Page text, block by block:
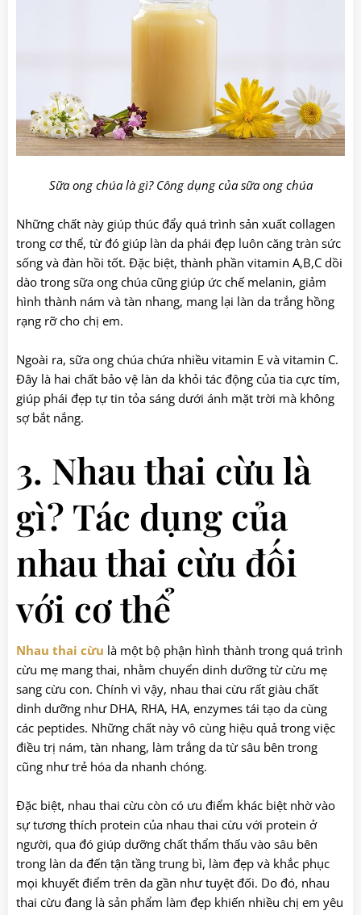
Sữa ong chúa là gì? Công dụng của sữa ong chúa
Những chất này giúp thúc đẩy quá trình sản xuất collagen
trong cơ thể, từ đó giúp làn da phái đẹp luôn căng tràn sức
sống và đàn hồi tốt. Đặc biệt, thành phần vitamin A,B,C dồi
dào trong sữa ong chúa cũng giúp ức chế melanin, giảm
hình thành nám và tàn nhang, mang lại làn da trắng hồng
rạng rỡ cho chị em.
Ngoài ra, sữa ong chúa chứa nhiều vitamin E và vitamin C.
Đây là hai chất bảo vệ làn da khỏi tác động của tia cực tím,
giúp phái đẹp tự tin tỏa sáng dưới ánh mặt trời mà không
sợ bắt nắng.
3. Nhau thai cừu là
gì? Tác dụng của
nhau thai cừu đối
với cơ thể
Nhau thai cừu là một bộ phận hình thành trong quá trình
cừu mẹ mang thai, nhằm chuyển dinh dưỡng từ cừu mẹ
sang cừu con. Chính vì vậy, nhau thai cừu rất giàu chất
dinh dưỡng như DHA, RHA, HA, enzymes tái tạo da cùng
các peptides. Những chất này vô cùng hiệu quả trong việc
điều trị nám, tàn nhang, làm trắng da từ sâu bên trong
cũng như trẻ hóa da nhanh chóng.
Đặc biệt, nhau thai cừu còn có ưu điểm khác biệt nhờ vào
sự tương thích protein của nhau thai cừu với protein ở
người, qua đó giúp dưỡng chất thẩm thấu vào sâu bên
trong làn da đến tận tầng trung bì, làm đẹp và khắc phục
mọi khuyết điểm trên da gần như tuyệt đối. Do đó, nhau
thai cừu đang là sản phẩm làm đẹp khiến nhiều chị em yêu